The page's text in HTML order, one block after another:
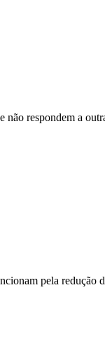
respondem a
pela redução